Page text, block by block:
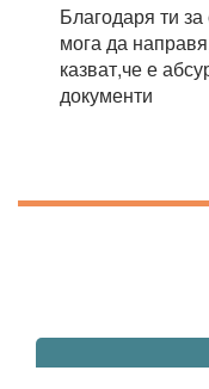
Благодаря ти
мога да
казват,че е
документи